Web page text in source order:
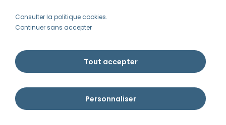
Ammannia s'engage à vous renvoyer les plantes qui
hermétique avec un fond d'eau, ce qui permet de
les protéger des chocs durant le transport et de les
L'emballage papier + carton permet de préserver
les plantes des différences de température (froid et
chaud).
Consulter la politique cookies.
Continuer sans accepter
Tout accepter
Personnaliser